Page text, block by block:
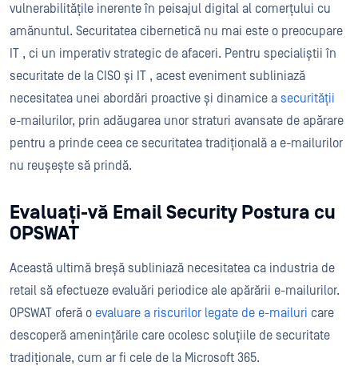
vulnerabilitățile inerente în peisajul digital al comerțului cu
amănuntul. Securitatea cibernetică nu mai este o preocupare
IT , ci un imperativ strategic de afaceri. Pentru specialiștii în
securitate de la CISO și IT , acest eveniment subliniază
necesitatea unei abordări proactive și dinamice a securității
e-mailurilor, prin adăugarea unor straturi avansate de apărare
pentru a prinde ceea ce securitatea tradițională a e-mailurilor
nu reușește să prindă.
Evaluați-vă Email Security Postura cu
OPSWAT
Această ultimă breșă subliniază necesitatea ca industria de
retail să efectueze evaluări periodice ale apărării e-mailurilor.
OPSWAT oferă o evaluare a riscurilor legate de e-mailuri care
descoperă amenințările care ocolesc soluțiile de securitate
tradiționale, cum ar fi cele de la Microsoft 365.